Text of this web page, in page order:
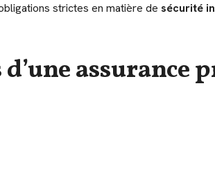
strictes en matière de sécurité
assurance